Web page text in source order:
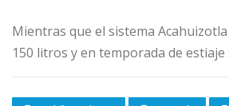
Mientras que el sistema
150 litros y en temporada de